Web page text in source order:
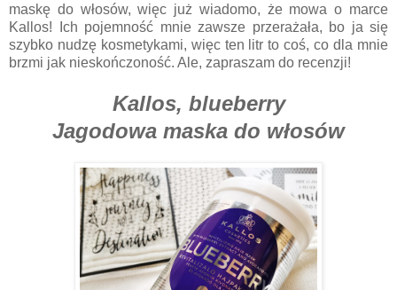
maskę do włosów, więc już wiadomo, że mowa o marce
Kallos! Ich pojemność mnie zawsze przerażała, bo ja się
szybko nudzę kosmetykami, więc ten litr to coś, co dla mnie
brzmi jak nieskończoność. Ale, zapraszam do recenzji!
Kallos, blueberry
Jagodowa maska do włosów